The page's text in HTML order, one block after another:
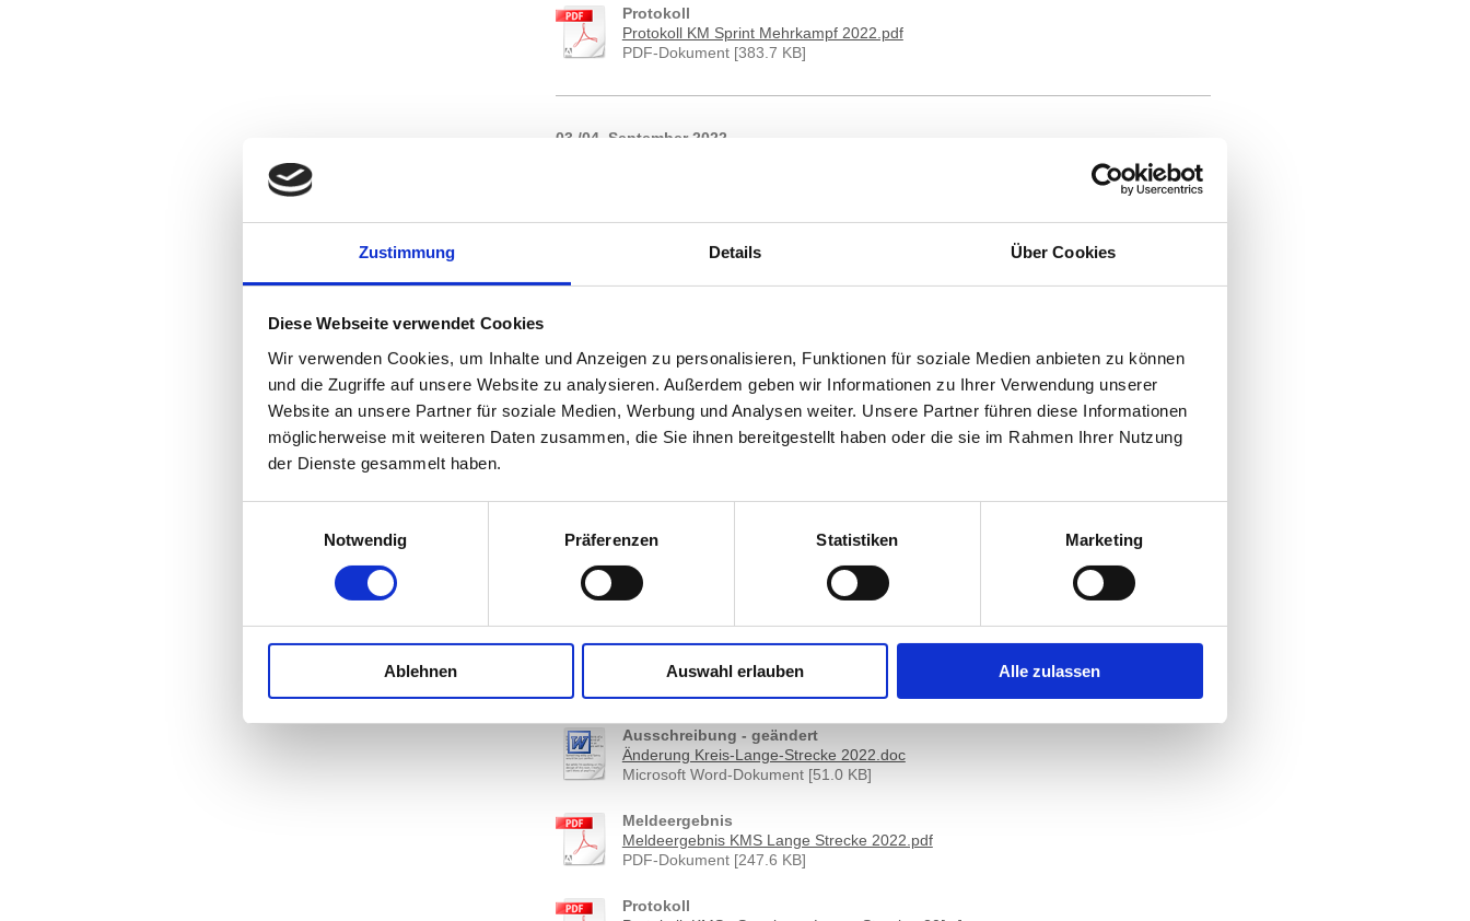
Zustimmung Details Über Cookies
Diese Webseite verwendet Cookies
Wir verwenden Cookies, um Inhalte und Anzeigen zu personalisieren, Funktionen für soziale Medien anbieten zu können
und die Zugriffe auf unsere Website zu analysieren. Außerdem geben wir Informationen zu Ihrer Verwendung unserer
Website an unsere Partner für soziale Medien, Werbung und Analysen weiter. Unsere Partner führen diese Informationen
möglicherweise mit weiteren Daten zusammen, die Sie ihnen bereitgestellt haben oder die sie im Rahmen Ihrer Nutzung
der Dienste gesammelt haben.
Notwendig
Präferenzen Statistiken Marketing
Ablehnen Auswahl erlauben Alle zulassen
Protokoll
Protokoll KM Sprint Mehrkampf 2022.pdf
PDF-Dokument [383.7 KB]
03./04. September 2022
Ausschreibung Kreisjahrgangsmst. 2022.pd[...]
PDF-Dokument [126.1 KB]
Meldeergebnis
2022-09-04_kaltenkirchener-ts_kreisjahrg[...]
PDF-Dokument [185.9 KB]
PDF-Dokument [46.7 KB]
Presseliste Jahrgangswertung
Presseliste_KM2022_Jahrgang.pdf
PDF-Dokument [60.5 KB]
03. Dezember 2022
Ausschreibung - geändert
Änderung Kreis-Lange-Strecke 2022.doc
Microsoft Word-Dokument [51.0 KB]
Meldeergebnis
Meldeergebnis KMS Lange Strecke 2022.pdf
PDF-Dokument [247.6 KB]
Protokoll